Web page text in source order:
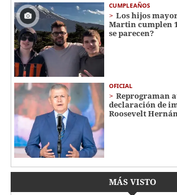
CUMPLEAÑOS
Los hijos
Martin cumplen
se parecen?
OFICIAL
Reprograman
declaración de
Roosevelt
MÁS VISTO